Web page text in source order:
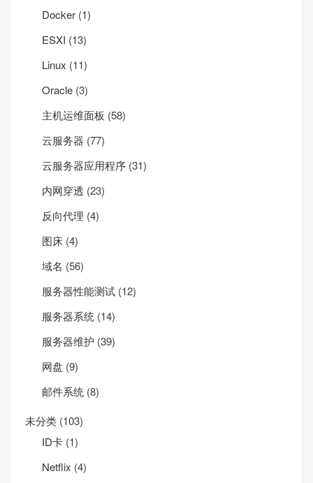
Docker (1)
ESXI (13)
Linux (11)
Oracle (3)
主机运维面板 (58)
云服务器 (77)
云服务器应用程序 (31)
内网穿透 (23)
反向代理 (4)
图床 (4)
域名 (56)
服务器性能测试 (12)
服务器系统 (14)
服务器维护 (39)
网盘 (9)
邮件系统 (8)
未分类 (103)
ID卡 (1)
Net­flix (4)